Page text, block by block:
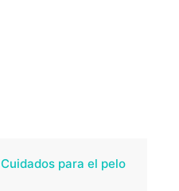
Cuidados para el pelo